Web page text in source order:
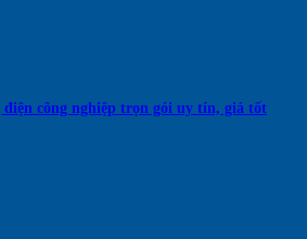
công nghiệp trọn gói uy tín, giá tốt